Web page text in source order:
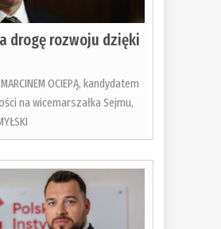
drogę rozwoju dzięki
OCIEPĄ, kandydatem
na wicemarszałka Sejmu,